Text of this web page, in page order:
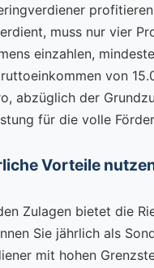
muss nur vier
einzahlen,
von
abzüglich der
für die volle
Vorteile
Zulagen bietet die
Sie jährlich als
mit hohen